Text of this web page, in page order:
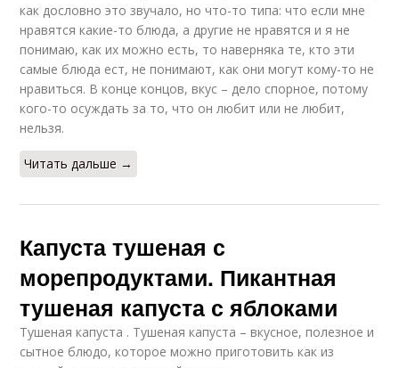
как дословно это звучало, но что-то типа: что если мне
нравятся какие-то блюда, а другие не нравятся и я не
понимаю, как их можно есть, то наверняка те, кто эти
самые блюда ест, не понимают, как они могут кому-то не
нравиться. В конце концов, вкус – дело спорное, потому
кого-то осуждать за то, что он любит или не любит,
нельзя.
Читать дальше →
Капуста тушеная с
морепродуктами. Пикантная
тушеная капуста с яблоками
Тушеная капуста . Тушеная капуста – вкусное, полезное и
сытное блюдо, которое можно приготовить как из